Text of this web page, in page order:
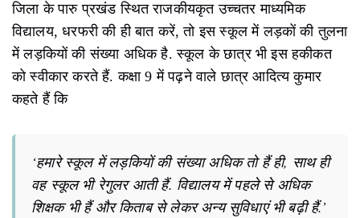
जिला के पारु प्रखंड स्थित राजकीयकृत उच्चतर माध्यमिक
विद्यालय, धरफरी की ही बात करें, तो इस स्कूल में लड़कों की तुलना
में लड़कियों की संख्या अधिक है. स्कूल के छात्र भी इस हकीकत
को स्वीकार करते हैं. कक्षा 9 में पढ़ने वाले छात्र आदित्य कुमार
कहते हैं कि
‘हमारे स्कूल में लड़कियों की संख्या अधिक तो हैं ही, साथ ही
वह स्कूल भी रेगुलर आती हैं. विद्यालय में पहले से अधिक
शिक्षक भी हैं और किताब से लेकर अन्य सुविधाएं भी बढ़ी हैं.’